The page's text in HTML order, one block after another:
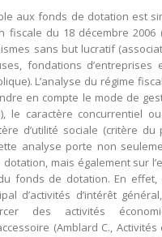
aux fonds de dotation est
fiscale du 18 décembre 2006
sans but lucratif
fondations d’entreprises
L’analyse du régime
en compte le mode de
le caractère concurrentiel
d’utilité sociale (critère
analyse porte non
mais également sur
fonds de dotation. En effet,
d’activités d’intérêt
des activités
(Amblard C., Activités